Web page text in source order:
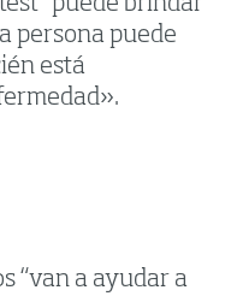
“puede brindar
persona puede
está
“van a ayudar a